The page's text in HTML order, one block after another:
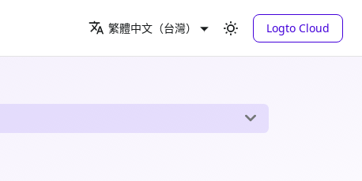
繁體中文（台灣） Logto Cloud